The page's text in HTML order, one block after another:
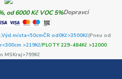
Dopravci
Výd.místa<50cmČR od0Kč>3500Kč(Pneu od
>219Kč/PLOTY 229-484Kč >12000
MSKraj>799Kč